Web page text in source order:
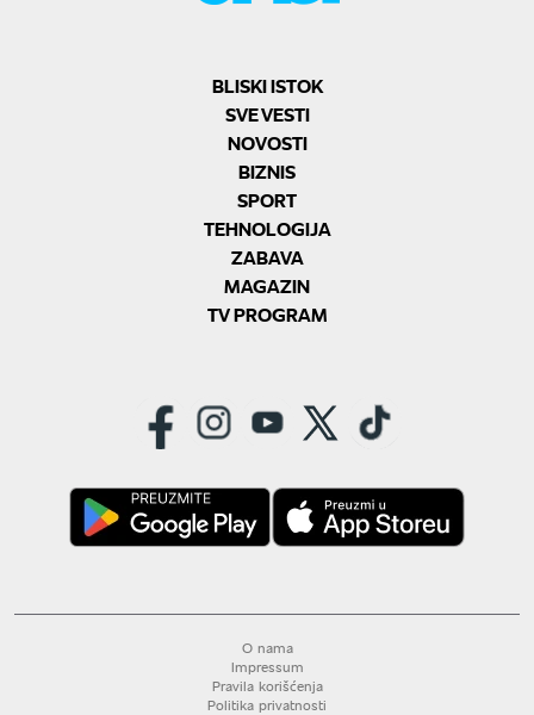
BLISKI ISTOK
SVE VESTI
NOVOSTI
BIZNIS
SPORT
TEHNOLOGIJA
ZABAVA
MAGAZIN
TV PROGRAM
O nama
Impressum
Pravila korišćenja
Politika privatnosti